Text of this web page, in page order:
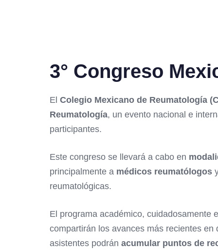
3° Congreso
El Colegio Mexicano de Reumatología
Reumatología, un evento nacional e
participantes.
Este congreso se llevará a cabo en
principalmente a médicos reumatólogos
reumatológicas.
El programa académico, cuidadosamente
compartirán los avances más recientes
asistentes podrán acumular puntos de